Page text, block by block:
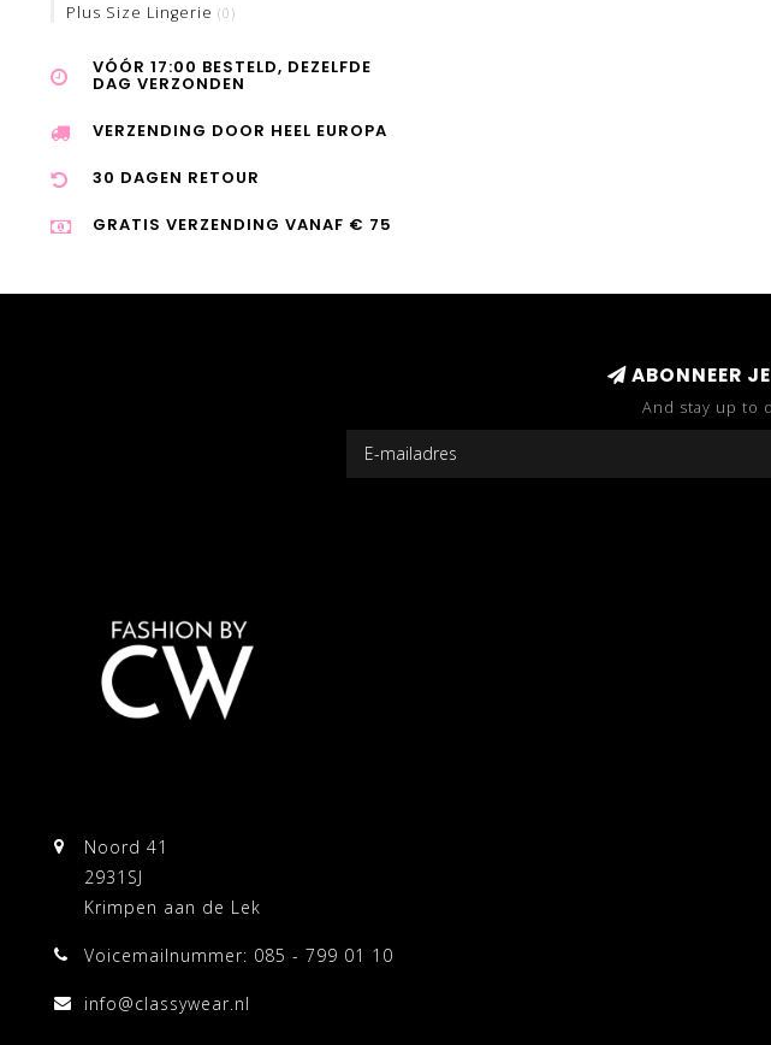
Plus Size Lingerie (0)
VÓÓR 17:00 BESTELD, DEZELFDE
DAG VERZONDEN
VERZENDING DOOR HEEL EUROPA
30 DAGEN RETOUR
GRATIS VERZENDING VANAF € 75
ABONNEER
And stay up to
Noord 41
2931SJ
Krimpen aan de Lek
Voicemailnummer: 085 - 799 01 10
info@classywear.nl